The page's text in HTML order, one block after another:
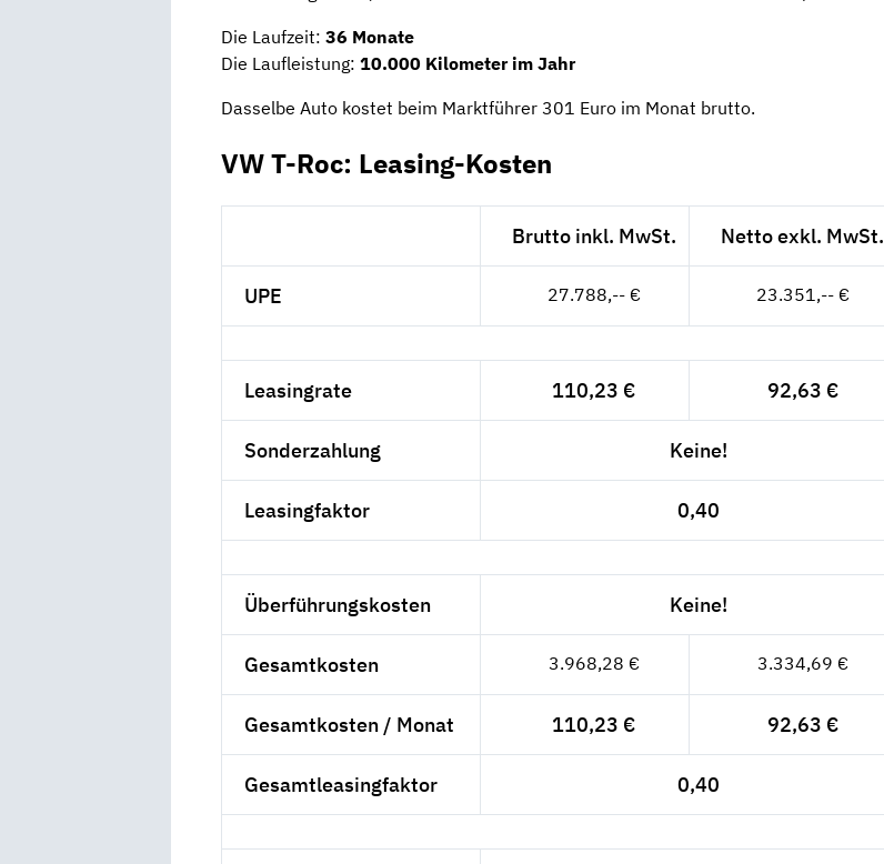
Die Laufzeit: 36 Monate
Die Laufleistung: 10.000 Kilometer im Jahr
Dasselbe Auto kostet beim Marktführer 301 Euro im Monat brutto.
VW T-Roc: Leasing-Kosten
Brutto inkl. MwSt. Netto exkl. MwSt.
UPE 27.788,-- € 23.351,-- €
Leasingrate 110,23 € 92,63 €
Sonderzahlung Keine!
Leasingfaktor 0,40
Überführungskosten Keine!
Gesamtkosten 3.968,28 € 3.334,69 €
Gesamtkosten / Monat 110,23 € 92,63 €
Gesamtleasingfaktor 0,40